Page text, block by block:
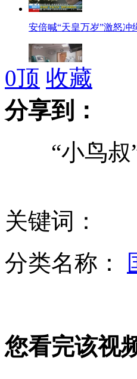
安倍喊“天皇万岁”激怒冲
浙江又有10名H7N9禽流
南京警方发布10起闯红灯
韩方最后七名滞留人员顺
美发首份朝军力报告：
河南西孟姜女河变“血河”
0顶 收藏
分享到：
“小鸟叔”
关键词：
分类名称：
您看完该视